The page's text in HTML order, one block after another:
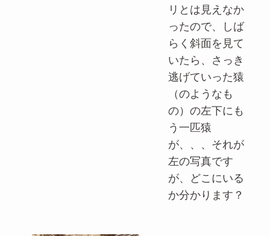
リとは見えなか
ったので、しば
らく斜面を見て
いたら、さっき
逃げていった猿
（のようなも
の）の左下にも
う一匹猿
が、、、それが
左の写真です
が、どこにいる
か分かります？